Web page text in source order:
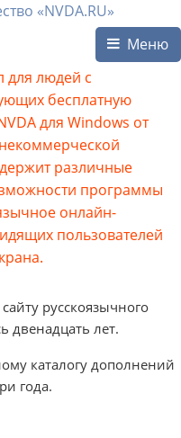
«NVDA.RU»
Меню
людей с
бесплатную
для Windows от
различные
программы
онлайн-
пользователей
русскоязычного
двенадцать лет.
каталогу дополнений
года.